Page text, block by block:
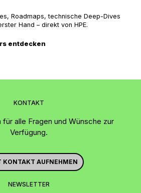
Roadmaps, technische Deep-Dives
Hand – direkt von HPE.
entdecken
KONTAKT
für alle Fragen und Wünsche zur
Verfügung.
KONTAKT AUFNEHMEN
NEWSLETTER